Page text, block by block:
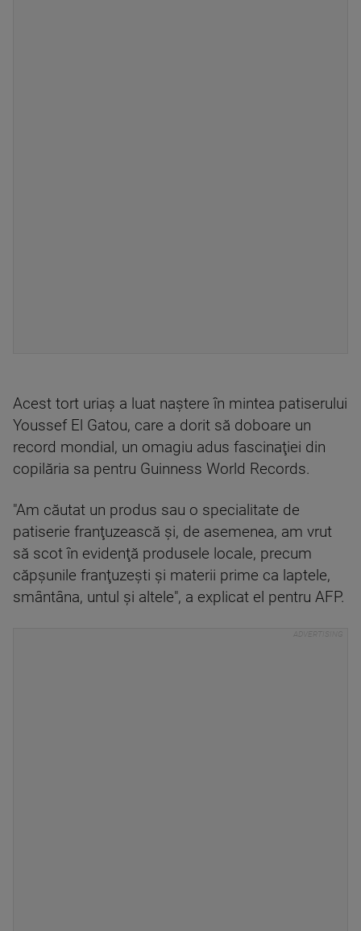
Acest tort uriaş a luat naştere în mintea patiserului
Youssef El Gatou, care a dorit să doboare un
record mondial, un omagiu adus fascinaţiei din
copilăria sa pentru Guinness World Records.
"Am căutat un produs sau o specialitate de
patiserie franţuzească şi, de asemenea, am vrut
să scot în evidenţă produsele locale, precum
căpşunile franţuzeşti şi materii prime ca laptele,
smântâna, untul şi altele", a explicat el pentru AFP.